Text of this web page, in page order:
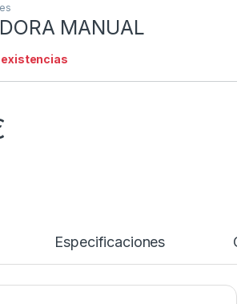
MANUAL
existencias
Especificaciones